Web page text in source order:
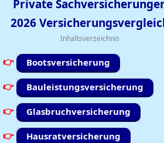
Private
2026
Inhaltsverzeichnis
Bootsversicherung
Bauleistungsversicherung
Glasbruchversicherung
Hausratversicherung